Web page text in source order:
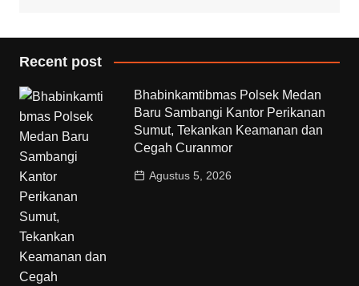
Recent post
Bhabinkamtibmas Polsek Medan
Baru Sambangi Kantor Perikanan
Sumut, Tekankan Keamanan dan
Cegah Curanmor
Agustus 5, 2026